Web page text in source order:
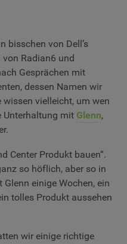
bisschen von Dell’s
von Radian6 und
Gesprächen mit
dessen Namen wir
wissen vielleicht, um wen
Unterhaltung mit Glenn,
Center Produkt bauen“.
so höflich, aber so in
einige Wochen, ein
tolles Produkt aussehen
wir einige richtige